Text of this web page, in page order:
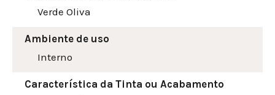
Verde Oliva
Ambiente de uso
Interno
Característica da Tinta ou Acabamento